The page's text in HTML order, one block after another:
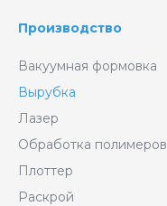
Производство
Вакуумная формовка
Вырубка
Лазер
Обработка полимеров
Плоттер
Раскрой